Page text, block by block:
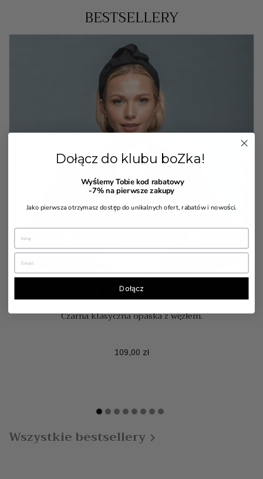
BESTSELLERY
Czarna klasyczna opaska z węzłem.
Cena
109,00 zł
Wszystkie bestsellery 
Dołącz do klubu boZka!
Wyślemy Tobie kod rabatowy
-7%na pierwsze zakupy
Jako pierwsza otrzymasz dostęp do unikalnych ofert, rabatów i nowości.
Dołącz